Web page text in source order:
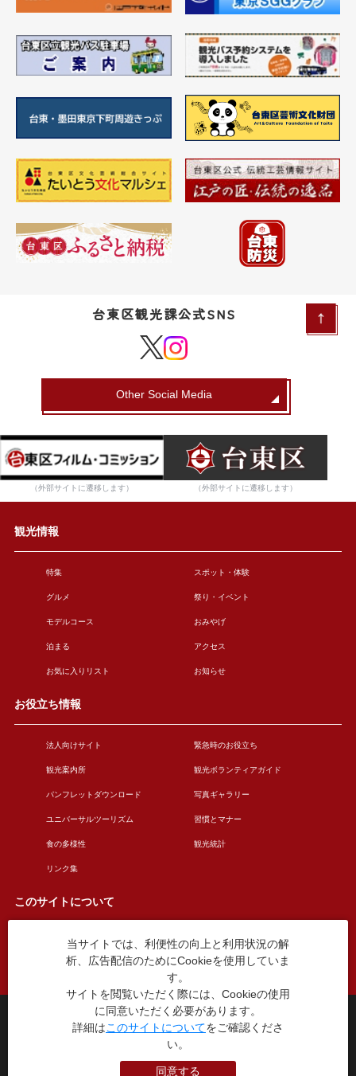
台東区観光課公式SNS
Other Social Media
（外部サイトに遷移します） （外部サイトに遷移します）
観光情報
特集 スポット・体験
グルメ 祭り・イベント
モデルコース おみやげ
泊まる アクセス
お気に入りリスト お知らせ
お役立ち情報
法人向けサイト 緊急時のお役立ち
観光案内所 観光ボランティアガイド
パンフレットダウンロード 写真ギャラリー
ユニバーサルツーリズム 習慣とマナー
食の多様性 観光統計
リンク集
このサイトについて
このサイトについて 広告掲載について
お問い合わせ
台東区役所観光課
〒110-8615 東京都台東区東上野4丁目5番6号
TEL：03-5246-1151
当サイトでは、利便性の向上と利用状況の解
析、広告配信のためにCookieを使用していま
す。
サイトを閲覧いただく際には、Cookieの使用
に同意いただく必要があります。
詳細はこのサイトについてをご確認くださ
い。
同意する